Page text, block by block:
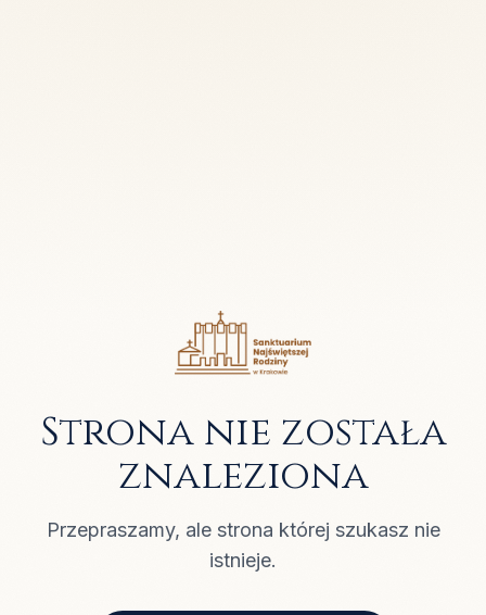
Strona nie została
znaleziona
Przepraszamy, ale strona której szukasz nie
istnieje.